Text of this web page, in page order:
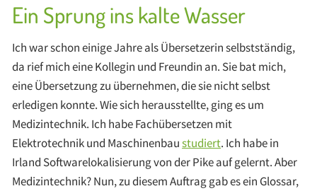
Ein Sprung ins kalte Wasser
Ich war schon einige Jahre als Übersetzerin selbstständig,
da rief mich eine Kollegin und Freundin an. Sie bat mich,
eine Übersetzung zu übernehmen, die sie nicht selbst
erledigen konnte. Wie sich herausstellte, ging es um
Medizintechnik. Ich habe Fachübersetzen mit
Elektrotechnik und Maschinenbaustudiert. Ich habe in
Irland Softwarelokalisierung von der Pike auf gelernt. Aber
Medizintechnik? Nun, zu diesem Auftrag gab es ein Glossar,